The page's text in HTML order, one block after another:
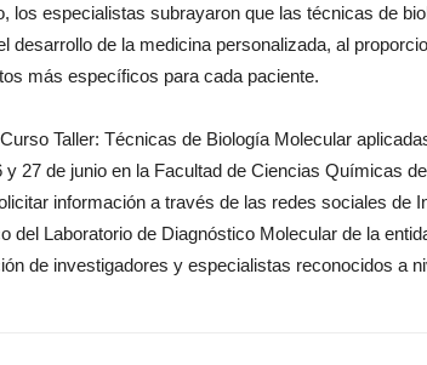
los especialistas subrayaron que las técnicas de
desarrollo de la medicina personalizada, al
más específicos para cada paciente.
Taller: Técnicas de Biología Molecular
y 27 de junio en la Facultad de Ciencias Químicas
información a través de las redes sociales de
del Laboratorio de Diagnóstico Molecular de la
de investigadores y especialistas reconocidos a